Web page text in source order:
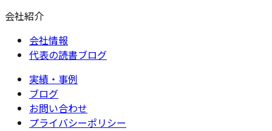
会社紹介
会社情報
代表の読書ブログ
実績・事例
ブログ
お問い合わせ
プライバシーポリシー